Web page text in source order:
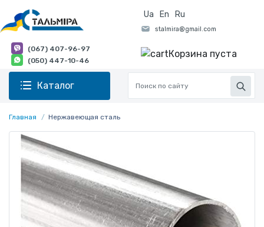
Ua En Ru
(067) 407-96-97
(050) 447-10-46
Корзина пуста
Каталог
Главная Нержавеющая сталь